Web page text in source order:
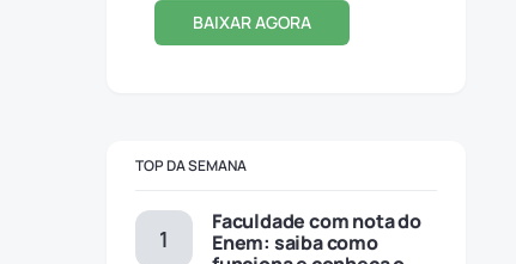
BAIXAR AGORA
TOP DA SEMANA
Faculdade com nota do
Enem: saiba como